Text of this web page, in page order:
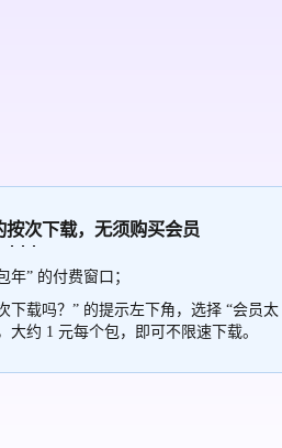
按次下载，无须购买会员
年” 的付费窗口；
下载吗？” 的提示左下角，选择 “会员太
大约 1 元每个包，即可不限速下载。